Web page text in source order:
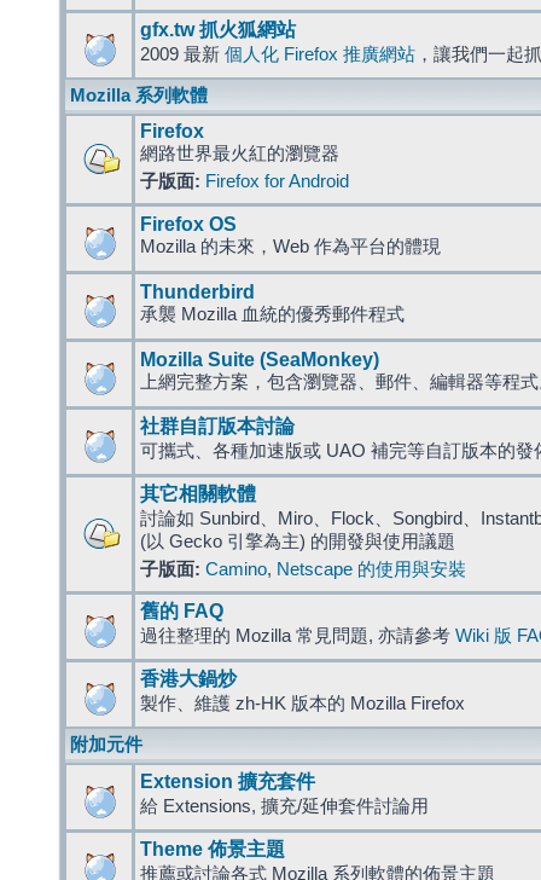
gfx.tw 抓火狐網站
2009 最新 個人化 Firefox 推廣網站 ，讓我們一起
Mozilla 系列軟體
Firefox
網路世界最火紅的瀏覽器
子版面: Firefox for Android
Firefox OS
Mozilla 的未來，Web 作為平台的體現
Thunderbird
承襲 Mozilla 血統的優秀郵件程式
Mozilla Suite (SeaMonkey)
上網完整方案，包含瀏覽器、郵件、編輯器等程
社群自訂版本討論
可攜式、各種加速版或 UAO 補完等自訂版本的發
其它相關軟體
討論如 Sunbird、Miro、Flock、Songbird、
(以 Gecko 引擎為主) 的開發與使用議題
子版面: Camino, Netscape 的使用與安裝
舊的 FAQ
過往整理的 Mozilla 常見問題, 亦請參考 Wiki 版
香港大鍋炒
製作、維護 zh-HK 版本的 Mozilla Firefox
附加元件
Extension 擴充套件
給 Extensions, 擴充/延伸套件討論用
Theme 佈景主題
推薦或討論各式 Mozilla 系列軟體的佈景主題